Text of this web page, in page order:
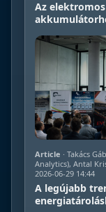
Az
Article · Takács
Analytics), Antal
2026-06-29 14:44
A legújabb